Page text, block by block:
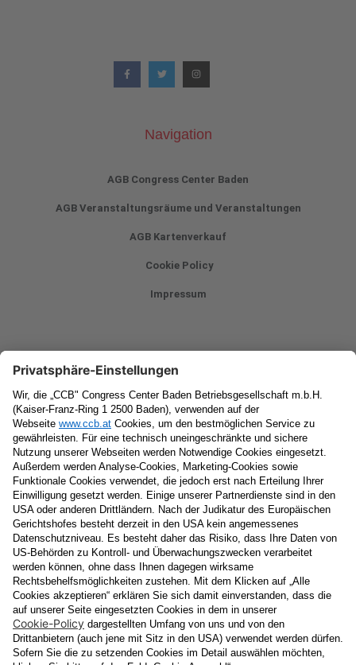
Navigation
AGB Congress Center Baden
AGB Veranstaltungsräume und Veranstaltungen
AGB Kartenverkauf
Cookie Policy
Impressum
Newsletter
Vorname
Nachname
E-Mail
Datenschutzerklärung
Ja , ich erlaube, dass meine personenbezogenen Daten, nämlich
Name undE-Mail-Adressefür personalisierte Zusendungen per E-
Mail, die Informationen über Events und das
Veranstaltungsprogramm vom Congress Center Baden
enthalten, von der "CCB" Congress Center Baden
Betriebsgesellschaft m.b.H. verarbeitet werden.
Die Verarbeitung meiner Daten erfolgt entsprechend der